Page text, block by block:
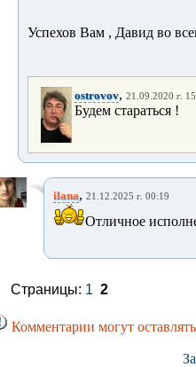
Успехов Вам , Давид во
ostrovov, 21.09.2020 г.
Будем стараться !
ilana, 21.12.2025 г. 00:19
Отличное
Страницы: 1 2
Комментарии могут